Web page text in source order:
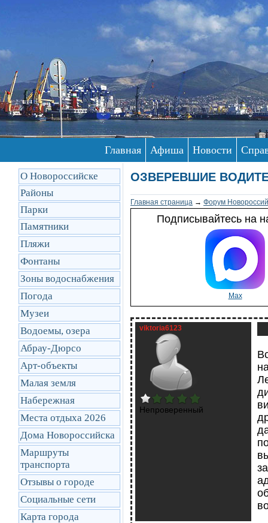
Главная Афиша Новости
О Новороссийске
Районы
Парки
Памятники
Пляжи
Фонтаны
Зоны водоснабжения
Погода
Музеи
Водоемы, озера
Абрау-Дюрсо
Арт-объекты
Малая земля
Набережная
Места отдыха 2026
Дома Новороссийска
Маршруты
транcпорта
Отзывы о городе
Социальные сети
Карта города
ОЗВЕРЕВШИЕ
Главная страница → Форум
Подписывайтесь на
Max
viktoria6123
Непроверенный